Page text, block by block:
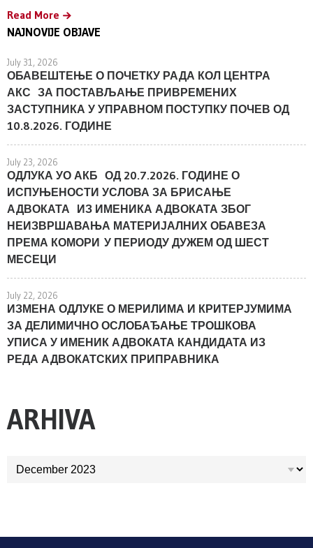
Read More
NAJNOVIJE OBJAVE
July 31, 2026
ОБАВЕШТЕЊЕ О ПОЧЕТКУ РАДА КОЛ ЦЕНТРА
АКС ЗА ПОСТАВЉАЊЕ ПРИВРЕМЕНИХ
ЗАСТУПНИКА У УПРАВНОМ ПОСТУПКУ ПОЧЕВ ОД
10.8.2026. ГОДИНЕ
July 23, 2026
ОДЛУКА УО АКБ ОД 20.7.2026. ГОДИНЕ О
ИСПУЊЕНОСТИ УСЛОВА ЗА БРИСАЊЕ
АДВОКАТА ИЗ ИМЕНИКА АДВОКАТА ЗБОГ
НЕИЗВРШАВАЊА МАТЕРИЈАЛНИХ ОБАВЕЗА
ПРЕМА КОМОРИ У ПЕРИОДУ ДУЖЕМ ОД ШЕСТ
МЕСЕЦИ
July 22, 2026
ИЗМЕНА ОДЛУКЕ О МЕРИЛИМА И КРИТЕРЈУМИМА
ЗА ДЕЛИМИЧНО ОСЛОБАЂАЊЕ ТРОШКОВА
УПИСА У ИМЕНИК АДВОКАТА КАНДИДАТА ИЗ
РЕДА АДВОКАТСКИХ ПРИПРАВНИКА
ARHIVA
ARHIVA